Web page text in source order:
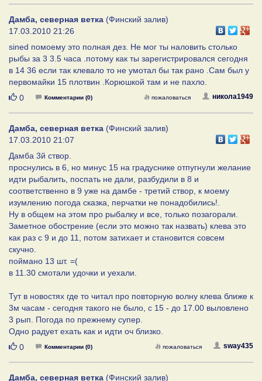
Дамба, северная ветка (Финский залив)
17.03.2010 21:26
sined помоему это полная дез. Не мог ты наловить столько
рыбы за 3 3.5 часа .потому как ты зарегистрировался сегодня
в 14 36 если так клевало то не умотал бы так рано .Сам был у
первомайки 15 плотвин .Корюшкой там и не пахло.
Нравится
0 Комментарии (0) никола1949
пожаловаться
Дамба, северная ветка (Финский залив)
17.03.2010 21:07
Дамба 3й створ.
проснулись в 6, но минус 15 на градуснике отпугнули желание
идти рыбалить, поспать не дали, разбудили в 8 и
соответственно в 9 уже на дамбе - третий створ, к моему
изумлению погода сказка, перчатки не понадобились!.
Ну в общем на этом про рыбалку и все, только позагорали.
Заметное обострение (если это можно так назвать) клева это
как раз с 9 и до 11, потом затихает и становится совсем
скучно.
поймано 13 шт. =(
в 11.30 смотали удочки и уехали.
Тут в новостях где то читал про повторную волну клева ближе к
3м часам - сегодня такого не было, с 15 - до 17.00 выловлено
3 рып. Погода по прежнему супер.
Одно радует ехать как и идти оч близко.
Нравится
0 Комментарии (0) sway435
пожаловаться
Дамба, северная ветка (Финский залив)